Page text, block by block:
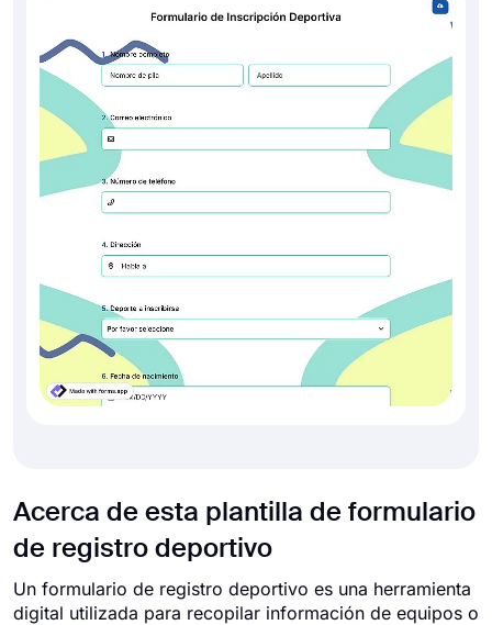
Acerca de esta plantilla de formulario
de registro deportivo
Un formulario de registro deportivo es una herramienta
digital utilizada para recopilar información de equipos o